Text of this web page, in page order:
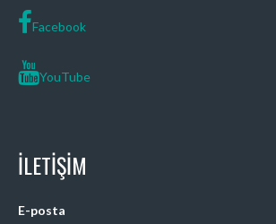
Facebook
YouTube
İLETIŞIM
E-posta